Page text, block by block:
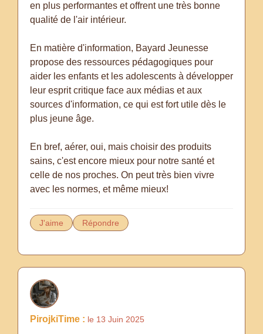
en plus performantes et offrent une très bonne
qualité de l'air intérieur.
En matière d'information, Bayard Jeunesse
propose des ressources pédagogiques pour
aider les enfants et les adolescents à développer
leur esprit critique face aux médias et aux
sources d'information, ce qui est fort utile dès le
plus jeune âge.
En bref, aérer, oui, mais choisir des produits
sains, c'est encore mieux pour notre santé et
celle de nos proches. On peut très bien vivre
avec les normes, et même mieux!
J'aime Répondre
PirojkiTime : le 13 Juin 2025